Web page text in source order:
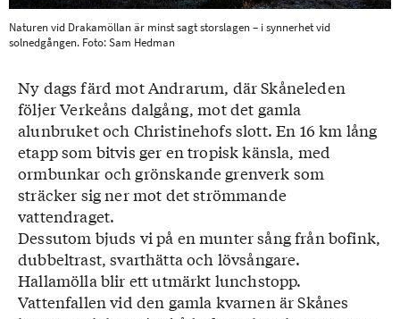
Naturen vid Drakamöllan är minst sagt storslagen – i synnerhet vid
solnedgången. Foto: Sam Hedman
Ny dags färd mot Andrarum, där Skåneleden
följer Verkeåns dalgång, mot det gamla
alunbruket och Christinehofs slott. En 16 km lång
etapp som bitvis ger en tropisk känsla, med
ormbunkar och grönskande grenverk som
sträcker sig ner mot det strömmande
vattendraget.
Dessutom bjuds vi på en munter sång från bofink,
dubbeltrast, svarthätta och lövsångare.
Hallamölla blir ett utmärkt lunchstopp.
Vattenfallen vid den gamla kvarnen är Skånes